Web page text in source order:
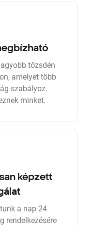
tőzsdén
amelyet több
szabályoz.
minket.
képzett
a nap 24
rendelkezésére